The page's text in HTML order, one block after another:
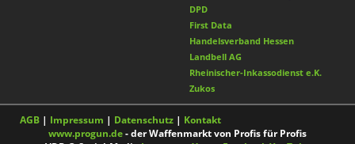
DPD
First Data
Handelsverband Hessen
Landbell AG
Rheinischer-Inkassodienst e.K.
Zukos
AGB | Impressum | Datenschutz | Kontakt
www.progun.de- der Waffenmarkt von Profis für Profis